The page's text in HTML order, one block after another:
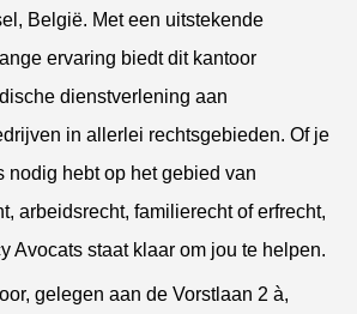
België. Met een uitstekende
ervaring biedt dit kantoor
dienstverlening aan
in allerlei rechtsgebieden. Of je
nodig hebt op het gebied van
arbeidsrecht, familierecht of erfrecht,
Avocats staat klaar om jou te helpen.
gelegen aan de Vorstlaan 2 à,